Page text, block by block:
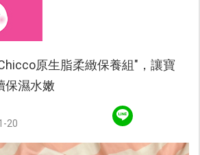
原生脂柔緻保養組"，讓寶
保濕水嫩
20